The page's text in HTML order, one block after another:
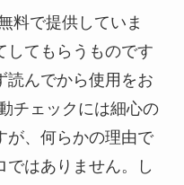
料で提供していま
してもらうものです
読んでから使用をお
チェックには細心の
が、何らかの理由で
ではありません。し